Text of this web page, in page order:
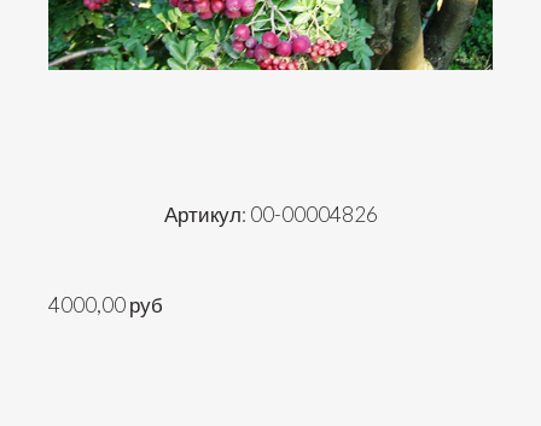
Артикул: 00-00004826
4000,00 руб